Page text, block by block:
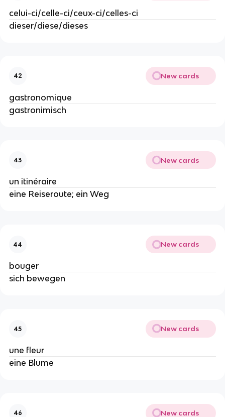
celui-ci/celle-ci/ceux-ci/celles-ci
dieser/diese/dieses
42 New cards
gastronomique
gastronimisch
43 New cards
un itinéraire
eine Reiseroute; ein Weg
44 New cards
bouger
sich bewegen
45 New cards
une fleur
eine Blume
46 New cards